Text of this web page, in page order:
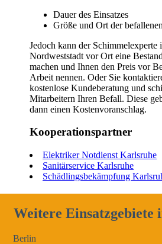
Dauer des Einsatzes
Größe und Ort der
Jedoch kann der Schimmelexperte
Nordweststadt vor Ort eine
machen und Ihnen den Preis vor
Arbeit nennen. Oder Sie
kostenlose Kundeberatung und
Mitarbeitern Ihren Befall. Diese
dann einen Kostenvoranschlag.
Kooperationspartner
Elektriker Notdienst Karlsruhe
Sanitärservice Karlsruhe
Schädlingsbekämpfung
Weitere Einsatzgebiete
Berlin